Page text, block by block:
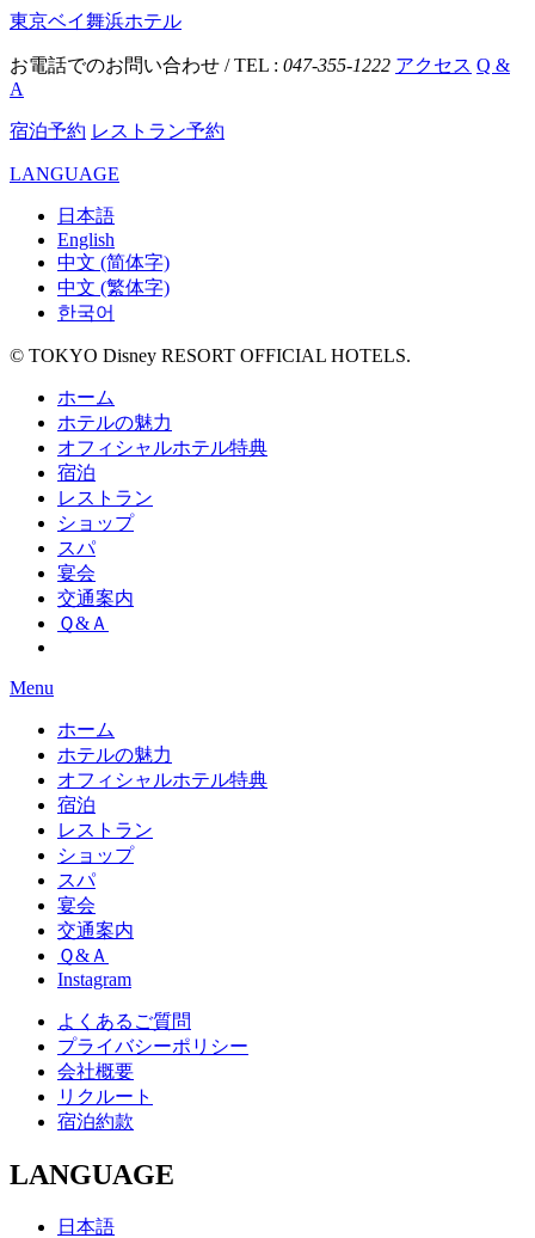
東京ベイ舞浜ホテル
お電話でのお問い合わせ / TEL : 047-355-1222 アクセス Q &
A
宿泊予約 レストラン予約
LANGUAGE
日本語
English
中文 (简体字)
中文 (繁体字)
한국어
© TOKYO Disney RESORT OFFICIAL HOTELS.
ホーム
ホテルの魅力
オフィシャルホテル特典
宿泊
レストラン
ショップ
スパ
宴会
交通案内
Ｑ&Ａ
Menu
ホーム
ホテルの魅力
オフィシャルホテル特典
宿泊
レストラン
ショップ
スパ
宴会
交通案内
Ｑ&Ａ
Instagram
よくあるご質問
プライバシーポリシー
会社概要
リクルート
宿泊約款
LANGUAGE
日本語